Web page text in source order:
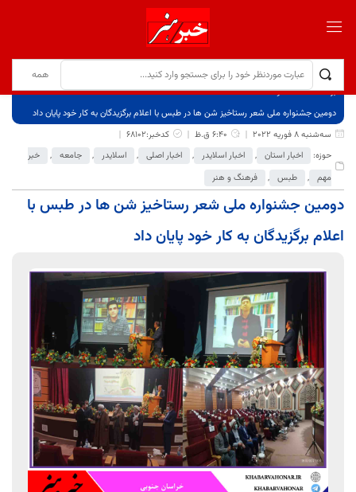
برگ نخست
نوشته‌ها
دومین جشنواره ملی شعر رستاخیز شن ها در طبس با اعلام برگزیدگان به کار خود پایان داد
سه‌شنبه 8 فوریه 2022
6:40 ق.ظ
کدخبر:68102
حوزه:
اخبار استان , اخبار اسلایدر , اخبار اصلی , اسلایدر , جامعه ,
خبر
مهم , طبس , فرهنگ و هنر
دومین جشنواره ملی شعر رستاخیز شن ها در طبس با
اعلام برگزیدگان به کار خود پایان داد